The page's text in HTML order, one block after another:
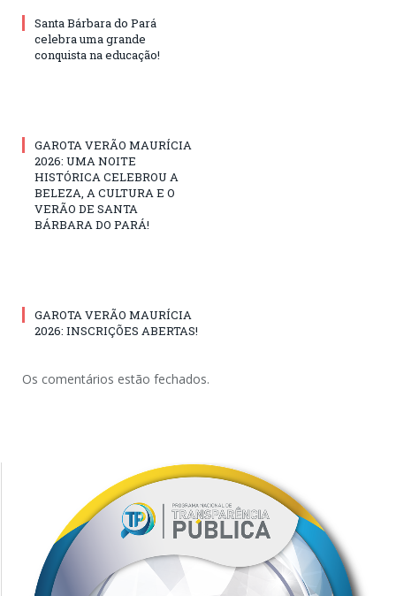
Santa Bárbara do Pará
celebra uma grande
conquista na educação!
GAROTA VERÃO MAURÍCIA
2026: UMA NOITE
HISTÓRICA CELEBROU A
BELEZA, A CULTURA E O
VERÃO DE SANTA
BÁRBARA DO PARÁ!
GAROTA VERÃO MAURÍCIA
2026: INSCRIÇÕES ABERTAS!
Os comentários estão fechados.